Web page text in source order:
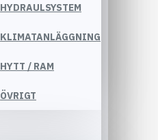
HYDRAULSYSTEM
KLIMATANLÄGGNING
HYTT / RAM
ÖVRIGT